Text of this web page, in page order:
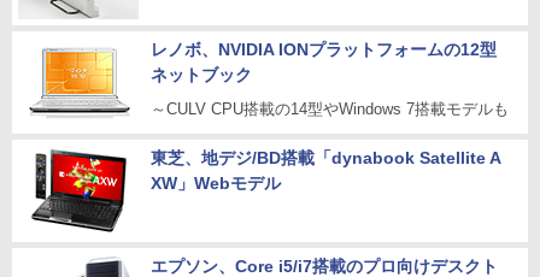
レノボ、NVIDIA IONプラットフォームの12型
ネットブック
～CULV CPU搭載の14型やWindows 7搭載モデルも
東芝、地デジ/BD搭載「dynabook Satellite A
XW」Webモデル
エプソン、Core i5/i7搭載のプロ向けデスクト